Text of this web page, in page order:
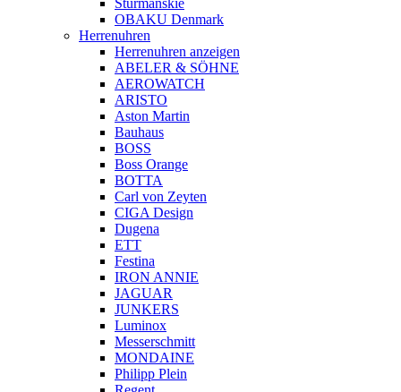
Sturmanskie
OBAKU Denmark
Herrenuhren
Herrenuhren anzeigen
ABELER & SÖHNE
AEROWATCH
ARISTO
Aston Martin
Bauhaus
BOSS
Boss Orange
BOTTA
Carl von Zeyten
CIGA Design
Dugena
ETT
Festina
IRON ANNIE
JAGUAR
JUNKERS
Luminox
Messerschmitt
MONDAINE
Philipp Plein